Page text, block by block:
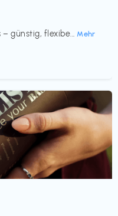
günstig, flexibe... Mehr